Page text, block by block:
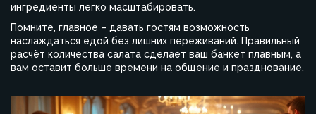
ингредиенты легко масштабировать.
Помните, главное – давать гостям возможность
наслаждаться едой без лишних переживаний. Правильный
расчёт количества салата сделает ваш банкет плавным, а
вам оставит больше времени на общение и празднование.